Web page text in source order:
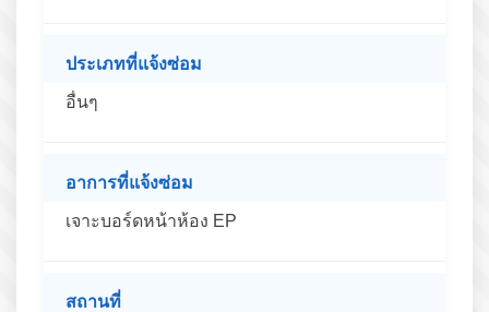
ประเภทที่แจ้งซ่อม
อื่นๆ
อาการที่แจ้งซ่อม
เจาะบอร์ดหน้าห้อง EP
สถานที่